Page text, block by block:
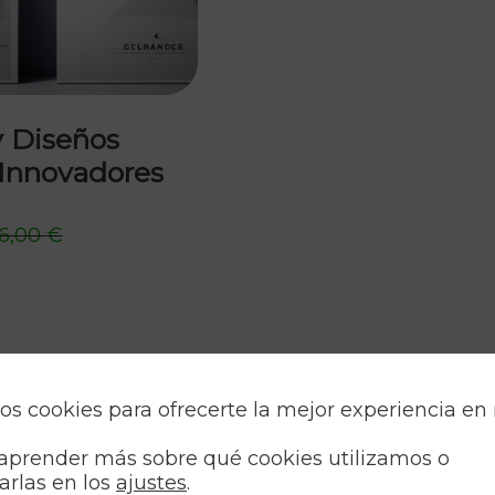
Diseños
€
cookies para ofrecerte la mejor experiencia en
más sobre qué cookies utilizamos o
en los ajustes.